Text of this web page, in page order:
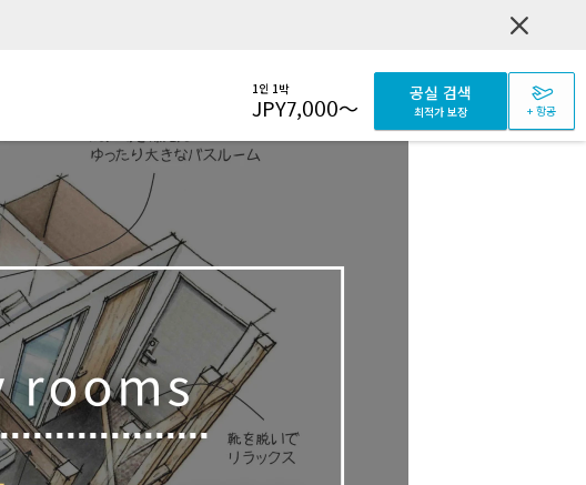
1인 1박
JPY7,000～
공실 검색
최적가 보장 + 항공